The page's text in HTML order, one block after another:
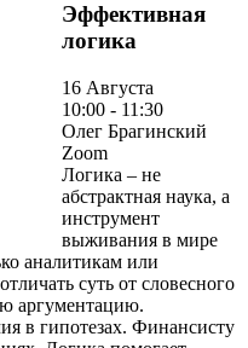
Эффективная
логика
16 Августа
10:00 - 11:30
Олег Брагинский
Zoom
Логика – не
абстрактная наука, а
инструмент
выживания в мире
аналитикам или
суть от словесного
аргументацию.
в гипотезах. Финансисту